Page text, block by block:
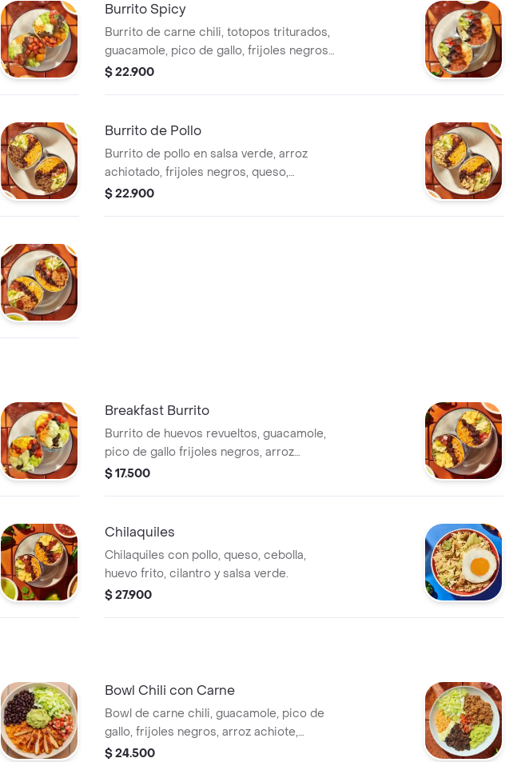
Burrito Spicy
Burrito de carne chili, totopos triturados,
guacamole, pico de gallo, frijoles negros,
arroz achiote, queso y salsa de habanero
$ 22.900
Burrito de Pollo
Burrito de pollo en salsa verde, arroz
achiotado, frijoles negros, queso,
guacamole, pico de gallo, lechuga y salsa
$ 22.900
Breakfast Burrito
Burrito de huevos revueltos, guacamole,
pico de gallo frijoles negros, arroz
achiote, lechuga, queso y salsa verde
$ 17.500
Chilaquiles
Chilaquiles con pollo, queso, cebolla,
huevo frito, cilantro y salsa verde.
$ 27.900
Bowl Chili con Carne
Bowl de carne chili, guacamole, pico de
gallo, frijoles negros, arroz achiote,
lechuga y salsa verde Burritos & Co.
$ 24.500